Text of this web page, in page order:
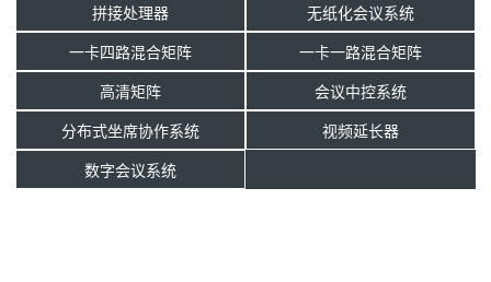
拼接处理器
无纸化会议系统
一卡四路混合矩阵
一卡一路混合矩阵
高清矩阵
会议中控系统
分布式坐席协作系统
视频延长器
数字会议系统